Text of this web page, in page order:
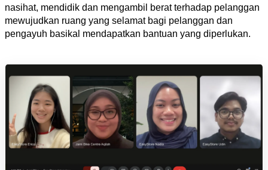
nasihat, mendidik dan mengambil berat terhadap pelanggan
mewujudkan ruang yang selamat bagi pelanggan dan
pengayuh basikal mendapatkan bantuan yang diperlukan.